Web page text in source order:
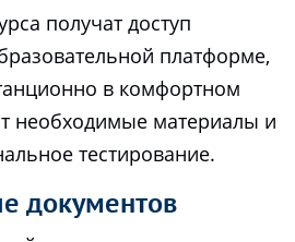
получат доступ
платформе,
в комфортном
необходимые материалы и
тестирование.
документов